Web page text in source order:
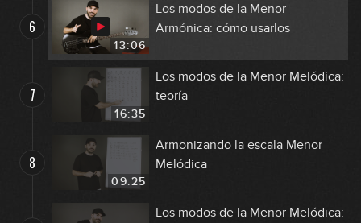
6
13:06
Los modos de la Menor
Armónica: cómo usarlos
7
16:35
Los modos de la Menor Melódica:
teoría
8
09:25
Armonizando la escala Menor
Melódica
Los modos de la Menor Melódica: